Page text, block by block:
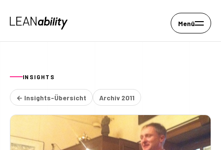
Menü
INSIGHTS
← Insights-Übersicht Archiv 2011